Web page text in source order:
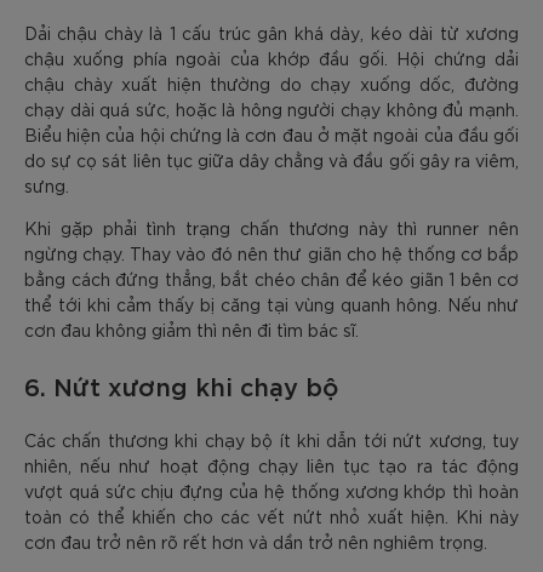
Dải chậu chày là 1 cấu trúc gân khá dày, kéo dài từ xương
chậu xuống phía ngoài của khớp đầu gối. Hội chứng dải
chậu chày xuất hiện thường do chạy xuống dốc, đường
chạy dài quá sức, hoặc là hông người chạy không đủ mạnh.
Biểu hiện của hội chứng là cơn đau ở mặt ngoài của đầu gối
do sự cọ sát liên tục giữa dây chằng và đầu gối gây ra viêm,
sưng.
Khi gặp phải tình trạng chấn thương này thì runner nên
ngừng chạy. Thay vào đó nên thư giãn cho hệ thống cơ bắp
bằng cách đứng thẳng, bắt chéo chân để kéo giãn 1 bên cơ
thể tới khi cảm thấy bị căng tại vùng quanh hông. Nếu như
cơn đau không giảm thì nên đi tìm bác sĩ.
6. Nứt xương khi chạy bộ
Các chấn thương khi chạy bộ ít khi dẫn tới nứt xương, tuy
nhiên, nếu như hoạt động chạy liên tục tạo ra tác động
vượt quá sức chịu đựng của hệ thống xương khớp thì hoàn
toàn có thể khiến cho các vết nứt nhỏ xuất hiện. Khi này
cơn đau trở nên rõ rết hơn và dần trở nên nghiêm trọng.